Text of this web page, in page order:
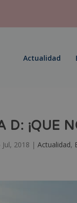
Actualidad
D: ¡QUE
Jul, 2018 |Actualidad,